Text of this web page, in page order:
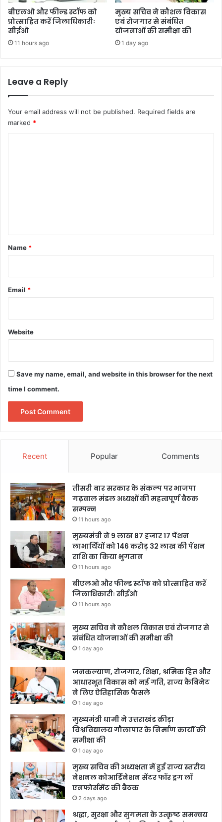
बीएलओ और फील्ड स्टॉफ को
प्रोत्साहित करें जिलाधिकारीः
सीईओ
11 hours ago
मुख्य सचिव ने कौशल विकास
एवं रोजगार से संबंधित
योजनाओं की समीक्षा की
1 day ago
Leave a Reply
Your email address will not be published. Required fields are
marked *
*
Name *
Email *
Website
Save my name, email, and website in this browser for the next
time I comment.
Recent Popular Comments
तीसरी बार सरकार के संकल्प पर भाजपा
गढ़वाल मंडल अध्यक्षों की महत्वपूर्ण बैठक
सम्पन्न
11 hours ago
मुख्यमंत्री ने 9 लाख 87 हजार 17 पेंशन
लाभार्थियों को 146 करोड़ 32 लाख की पेंशन
राशि का किया भुगतान
11 hours ago
बीएलओ और फील्ड स्टॉफ को प्रोत्साहित करें
जिलाधिकारीः सीईओ
11 hours ago
मुख्य सचिव ने कौशल विकास एवं रोजगार से
संबंधित योजनाओं की समीक्षा की
1 day ago
जनकल्याण, रोजगार, शिक्षा, श्रमिक हित और
आधारभूत विकास को नई गति, राज्य कैबिनेट
ने लिए ऐतिहासिक फैसले
1 day ago
मुख्यमंत्री धामी ने उत्तराखंड क्रीड़ा
विश्वविद्यालय गौलापार के निर्माण कार्यों की
समीक्षा की
1 day ago
मुख्य सचिव की अध्यक्षता में हुई राज्य स्तरीय
नेशनल कोआर्डिनेशन सेंटर फॉर ड्रग लॉ
एनफोर्समेंट की बैठक
2 days ago
श्रद्धा, सुरक्षा और सुगमता के उत्कृष्ट समन्वय